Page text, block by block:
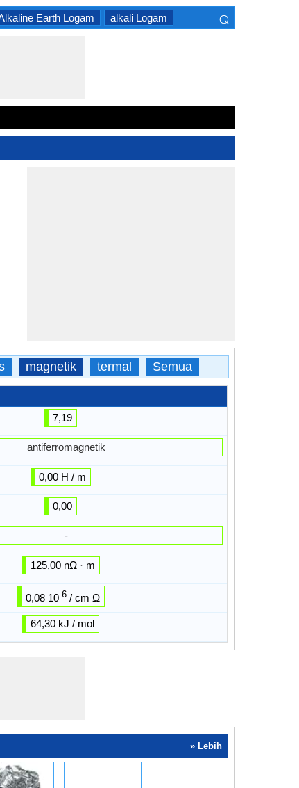
Earth Logam alkali Logam ⌕
magnetik termal Semua
7,19
antiferromagnetik
0,00 H / m
0,00
-
125,00 nΩ · m
0,08 10 6/ cm Ω
64,30 kJ / mol
» Lebih